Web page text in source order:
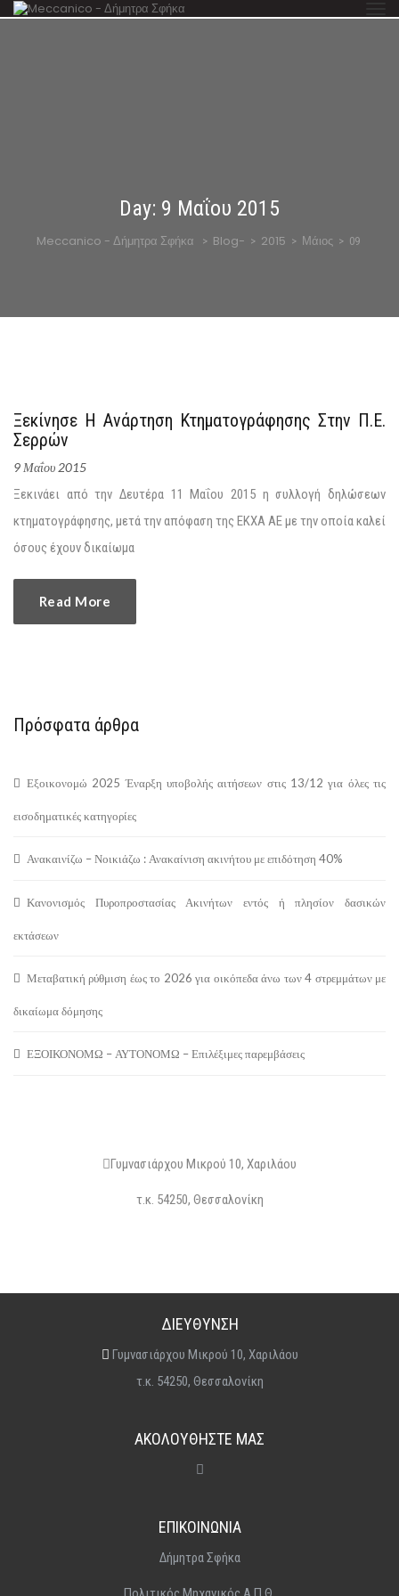
Day: 9 Μαΐου 2015
Meccanico - Δήμητρα Σφήκα > Blog- > 2015 > Μάιος > 09
Ξεκίνησε Η Ανάρτηση Κτηματογράφησης Στην Π.Ε.
Σερρών
9 Μαΐου 2015
Ξεκινάει από την Δευτέρα 11 Μαΐου 2015 η συλλογή δηλώσεων
κτηματογράφησης, μετά την απόφαση της ΕΚΧΑ ΑΕ με την οποία καλεί
όσους έχουν δικαίωμα
Read More
Πρόσφατα άρθρα
Εξοικονομώ 2025 Έναρξη υποβολής αιτήσεων στις 13/12 για όλες τις
εισοδηματικές κατηγορίες
Ανακαινίζω – Νοικιάζω : Ανακαίνιση ακινήτου με επιδότηση 40%
Κανονισμός Πυροπροστασίας Ακινήτων εντός ή πλησίον δασικών
εκτάσεων
Μεταβατική ρύθμιση έως το 2026 για οικόπεδα άνω των 4 στρεμμάτων με
δικαίωμα δόμησης
ΕΞΟΙΚΟΝΟΜΩ – ΑΥΤΟΝΟΜΩ – Επιλέξιμες παρεμβάσεις
Γυμνασιάρχου Μικρού 10, Χαριλάου
τ.κ. 54250, Θεσσαλονίκη
ΔΙΕΥΘΥΝΣΗ
Γυμνασιάρχου Μικρού 10, Χαριλάου
τ.κ. 54250, Θεσσαλονίκη
ΑΚΟΛΟΥΘΗΣΤΕ ΜΑΣ
ΕΠΙΚΟΙΝΩΝΙΑ
Δήμητρα Σφήκα